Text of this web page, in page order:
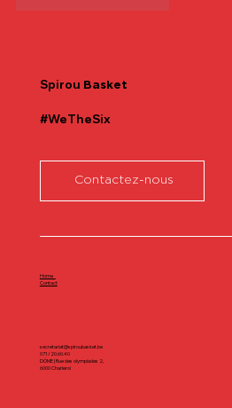
Spirou Basket
#WeTheSix
Contactez-nous
secretariat@spiroubasket.be
071/20.60.40
DÔME | Rue des olympiades 2,
6000 Charleroi
Home
Contact